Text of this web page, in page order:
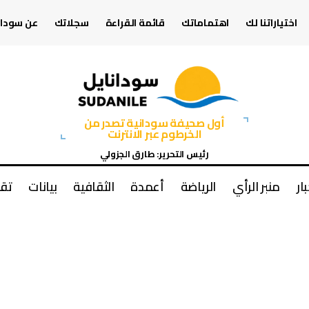
اختياراتنا لك اهتماماتك قائمة القراءة سجلاتك عن
أول صحيفة سودانية تصدر من
الخرطوم عبر الانترنت
رئيس التحرير: طارق الجزولي
منبر الرأي الرياضة أعمدة الثقافية بيانات